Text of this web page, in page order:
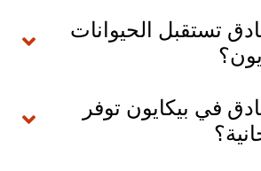
تستقبل الحيوانات
في بيكايون توفر